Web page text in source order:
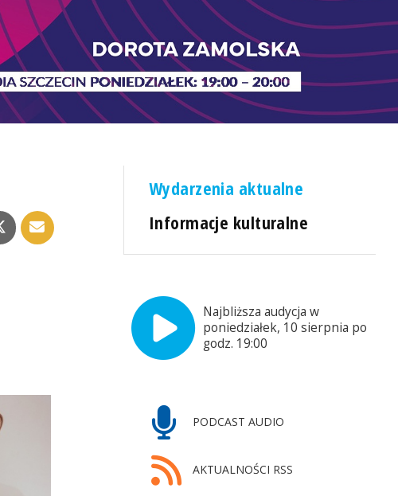
Wydarzenia aktualne
Informacje kulturalne
Najbliższa audycja w
poniedziałek, 10 sierpnia po
godz. 19:00
PODCAST AUDIO
AKTUALNOŚCI RSS